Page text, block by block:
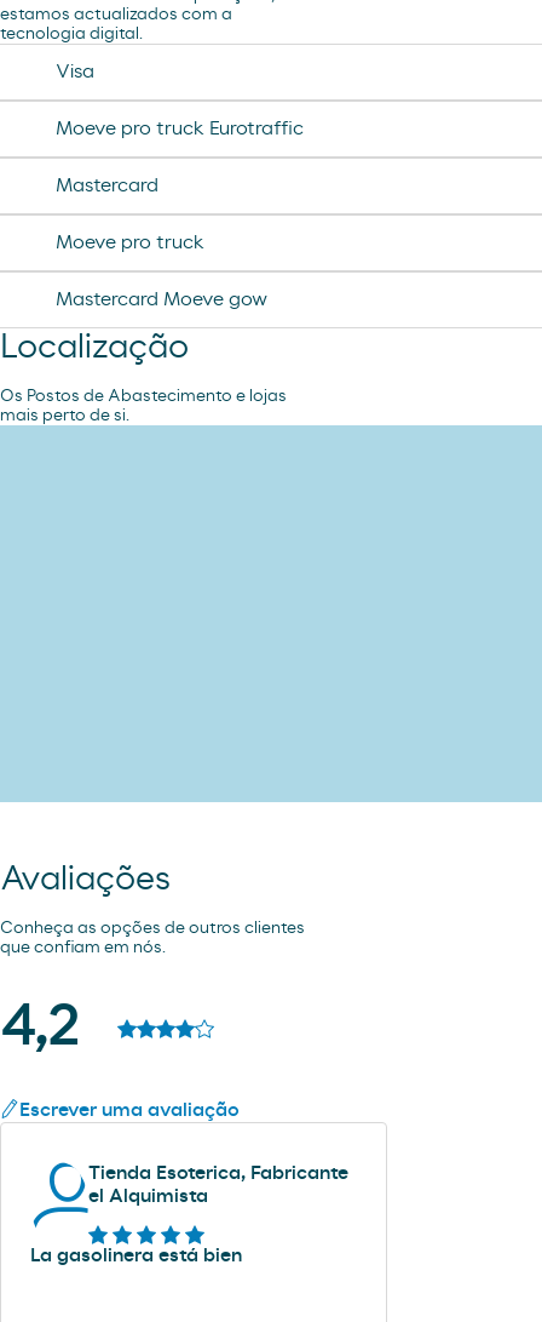
desodorante spray axe
jamon curado navidul
chorizo revilla
helado magnun
helado calippo
estamos actualizados com a
tecnologia digital.
Visa
Moeve pro truck Eurotraffic
Mastercard
Moeve pro truck
Mastercard Moeve gow
Localização
Os Postos de Abastecimento e lojas
mais perto de si.
Avaliações
Conheça as opções de outros clientes
que confiam em nós.
4,2
Escrever uma avaliação
Tienda Esoterica, Fabricante
el Alquimista
La gasolinera está bien